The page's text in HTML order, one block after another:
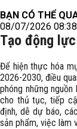
BẠN CÓ THỂ
08/07/2026 08:38
Tạo động
Để hiện thực hóa
2026-2030, điều
phóng những
cho thủ tục, tiếp
định, dễ dự báo,
sản phẩm, việc làm